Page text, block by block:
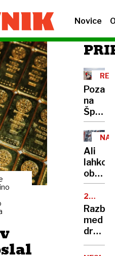
Novice
na
to je
pet
najbolj
Ali
lahko
javno
25.
med
žrtev
11.